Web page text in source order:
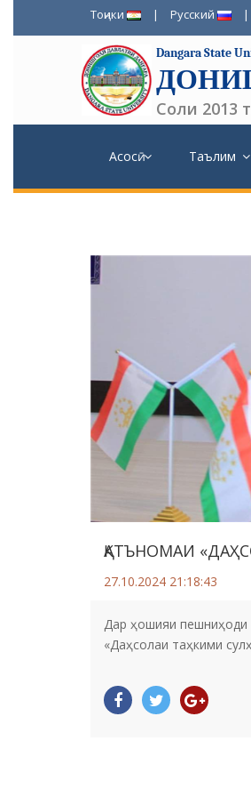
Тоҷики | Русский |
Dangara State
Соли 2013
Асосӣ Таълим
ҚАТЪНОМАИ
27.10.2024 21:18:43
Дар ҳошияи пешниҳоди
«Даҳсолаи таҳкими